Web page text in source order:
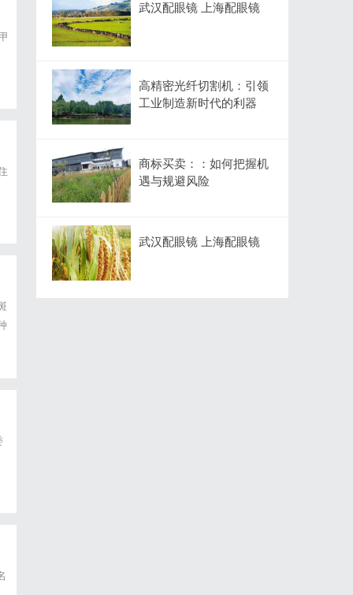
武汉配眼镜 上海配眼镜
高精密光纤切割机：引领
工业制造新时代的利器
商标买卖：：如何把握机
遇与规避风险
武汉配眼镜 上海配眼镜